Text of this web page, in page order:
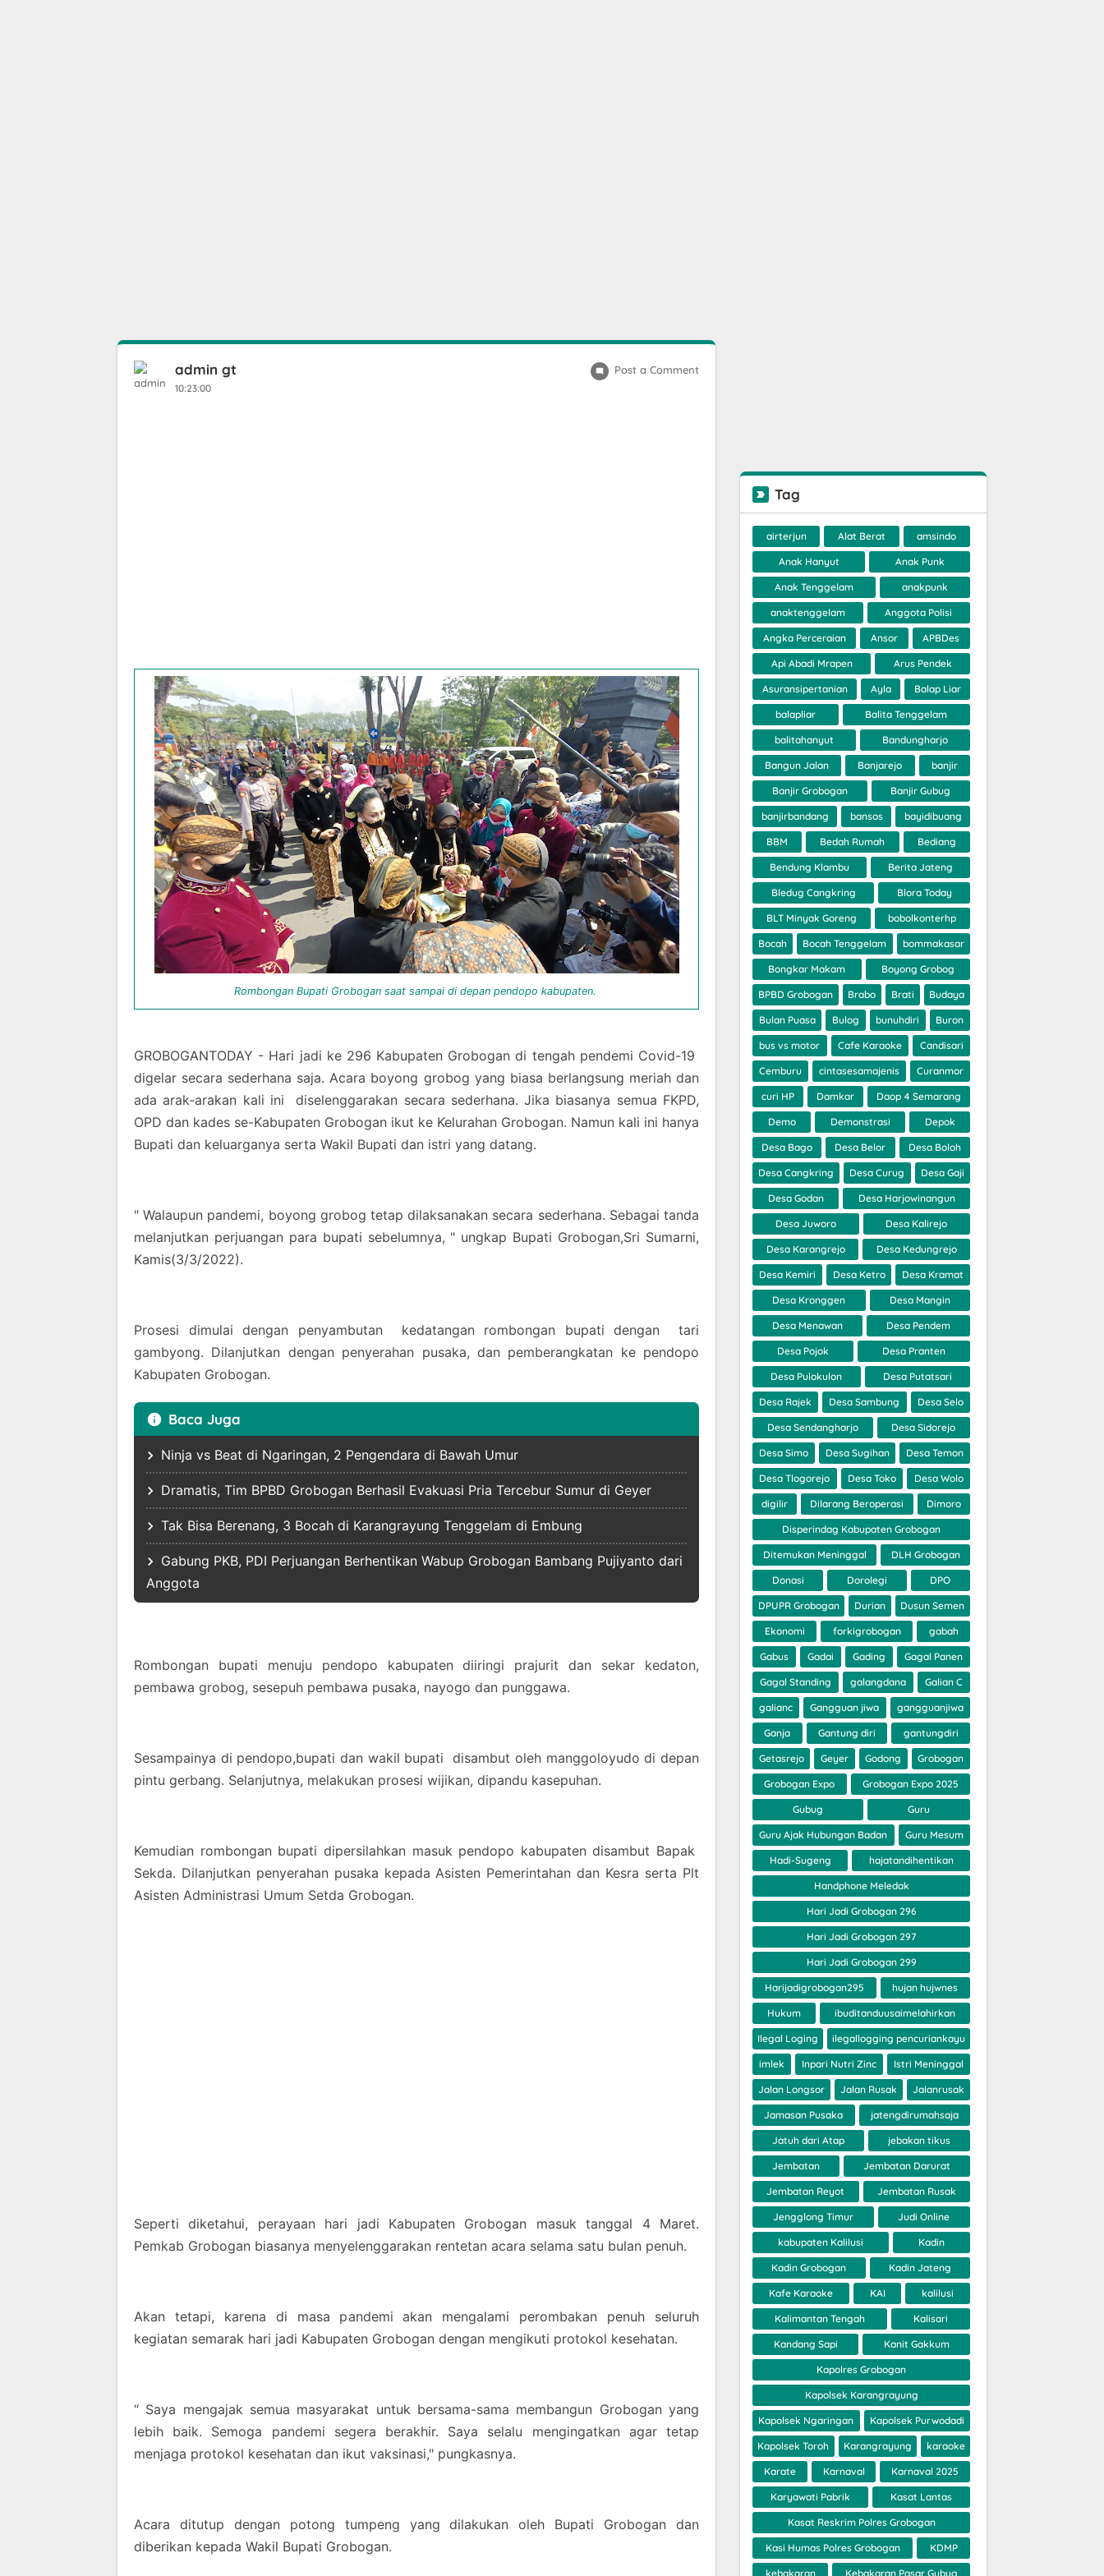
admin gt
10:23:00
Post a Comment
Rombongan Bupati Grobogan saat sampai di depan pendopo kabupaten.
GROBOGANTODAY - Hari jadi ke 296 Kabupaten Grobogan di tengah pendemi Covid-19
digelar secara sederhana saja. Acara boyong grobog yang biasa berlangsung meriah dan
ada arak-arakan kali ini diselenggarakan secara sederhana. Jika biasanya semua FKPD,
OPD dan kades se-Kabupaten Grobogan ikut ke Kelurahan Grobogan. Namun kali ini hanya
Bupati dan keluarganya serta Wakil Bupati dan istri yang datang.
" Walaupun pandemi, boyong grobog tetap dilaksanakan secara sederhana. Sebagai tanda
melanjutkan perjuangan para bupati sebelumnya, " ungkap Bupati Grobogan,Sri Sumarni,
Kamis(3/3/2022).
Prosesi dimulai dengan penyambutan kedatangan rombongan bupati dengan tari
gambyong. Dilanjutkan dengan penyerahan pusaka, dan pemberangkatan ke pendopo
Kabupaten Grobogan.
Baca Juga
Ninja vs Beat di Ngaringan, 2 Pengendara di Bawah Umur
Dramatis, Tim BPBD Grobogan Berhasil Evakuasi Pria Tercebur Sumur di Geyer
Tak Bisa Berenang, 3 Bocah di Karangrayung Tenggelam di Embung
Gabung PKB, PDI Perjuangan Berhentikan Wabup Grobogan Bambang Pujiyanto dari
Anggota
Rombongan bupati menuju pendopo kabupaten diiringi prajurit dan sekar kedaton,
pembawa grobog, sesepuh pembawa pusaka, nayogo dan punggawa.
Sesampainya di pendopo,bupati dan wakil bupati disambut oleh manggoloyudo di depan
pintu gerbang. Selanjutnya, melakukan prosesi wijikan, dipandu kasepuhan.
Kemudian rombongan bupati dipersilahkan masuk pendopo kabupaten disambut Bapak
Sekda. Dilanjutkan penyerahan pusaka kepada Asisten Pemerintahan dan Kesra serta Plt
Asisten Administrasi Umum Setda Grobogan.
Seperti diketahui, perayaan hari jadi Kabupaten Grobogan masuk tanggal 4 Maret.
Pemkab Grobogan biasanya menyelenggarakan rentetan acara selama satu bulan penuh.
Akan tetapi, karena di masa pandemi akan mengalami perombakan penuh seluruh
kegiatan semarak hari jadi Kabupaten Grobogan dengan mengikuti protokol kesehatan.
“ Saya mengajak semua masyarakat untuk bersama-sama membangun Grobogan yang
lebih baik. Semoga pandemi segera berakhir. Saya selalu mengingatkan agar tetap
menjaga protokol kesehatan dan ikut vaksinasi," pungkasnya.
Acara ditutup dengan potong tumpeng yang dilakukan oleh Bupati Grobogan dan
diberikan kepada Wakil Bupati Grobogan.
Tag
airterjun Alat Berat amsindo
Anak Hanyut Anak Punk
Anak Tenggelam anakpunk
anaktenggelam Anggota Polisi
Angka Perceraian Ansor APBDes
Api Abadi Mrapen Arus Pendek
Asuransipertanian Ayla Balap Liar
balapliar Balita Tenggelam
balitahanyut Bandungharjo
Bangun Jalan Banjarejo banjir
Banjir Grobogan Banjir Gubug
banjirbandang bansos bayidibuang
BBM Bedah Rumah Bediang
Bendung Klambu Berita Jateng
Bledug Cangkring Blora Today
BLT Minyak Goreng bobolkonterhp
Bocah Bocah Tenggelam bommakasar
Bongkar Makam Boyong Grobog
BPBD Grobogan Brabo Brati Budaya
Bulan Puasa Bulog bunuhdiri Buron
bus vs motor Cafe Karaoke Candisari
Cemburu cintasesamajenis Curanmor
curi HP Damkar Daop 4 Semarang
Demo Demonstrasi Depok
Desa Bago Desa Belor Desa Boloh
Desa Cangkring Desa Curug Desa Gaji
Desa Godan Desa Harjowinangun
Desa Juworo Desa Kalirejo
Desa Karangrejo Desa Kedungrejo
Desa Kemiri Desa Ketro Desa Kramat
Desa Kronggen Desa Mangin
Desa Menawan Desa Pendem
Desa Pojok Desa Pranten
Desa Pulokulon Desa Putatsari
Desa Rajek Desa Sambung Desa Selo
Desa Sendangharjo Desa Sidorejo
Desa Simo Desa Sugihan Desa Temon
Desa Tlogorejo Desa Toko Desa Wolo
digilir Dilarang Beroperasi Dimoro
Disperindag Kabupaten Grobogan
Ditemukan Meninggal DLH Grobogan
Donasi Dorolegi DPO
DPUPR Grobogan Durian Dusun Semen
Ekonomi forkigrobogan gabah
Gabus Gadai Gading Gagal Panen
Gagal Standing galangdana Galian C
galianc Gangguan jiwa gangguanjiwa
Ganja Gantung diri gantungdiri
Getasrejo Geyer Godong Grobogan
Grobogan Expo Grobogan Expo 2025
Gubug Guru
Guru Ajak Hubungan Badan Guru Mesum
Hadi-Sugeng hajatandihentikan
Handphone Meledak
Hari Jadi Grobogan 296
Hari Jadi Grobogan 297
Hari Jadi Grobogan 299
Harijadigrobogan295 hujan hujwnes
Hukum ibuditanduusaimelahirkan
Ilegal Loging ilegallogging pencuriankayu
imlek Inpari Nutri Zinc Istri Meninggal
Jalan Longsor Jalan Rusak Jalanrusak
Jamasan Pusaka jatengdirumahsaja
Jatuh dari Atap jebakan tikus
Jembatan Jembatan Darurat
Jembatan Reyot Jembatan Rusak
Jengglong Timur Judi Online
kabupaten Kalilusi Kadin
Kadin Grobogan Kadin Jateng
Kafe Karaoke KAI kalilusi
Kalimantan Tengah Kalisari
Kandang Sapi Kanit Gakkum
Kapolres Grobogan
Kapolsek Karangrayung
Kapolsek Ngaringan Kapolsek Purwodadi
Kapolsek Toroh Karangrayung karaoke
Karate Karnaval Karnaval 2025
Karyawati Pabrik Kasat Lantas
Kasat Reskrim Polres Grobogan
Kasi Humas Polres Grobogan KDMP
kebakaran Kebakaran Pasar Gubug